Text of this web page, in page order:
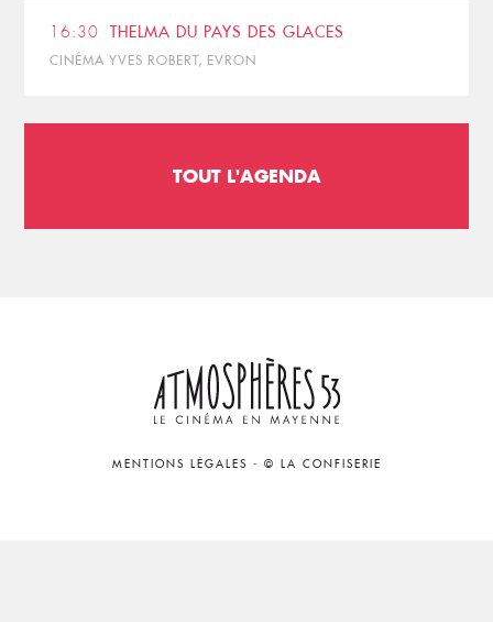
16:30 THELMA DU PAYS DES GLACES
CINÉMA YVES ROBERT, EVRON
TOUT L'AGENDA
MENTIONS LÉGALES - © LA CONFISERIE